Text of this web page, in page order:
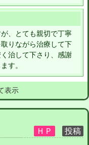
、とても親切で丁寧
りながら治療して下
治して下さり、感謝
す。
表示